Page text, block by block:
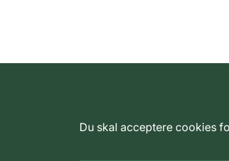
Du skal acceptere cookies